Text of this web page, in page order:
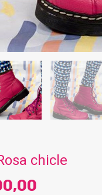
chicle